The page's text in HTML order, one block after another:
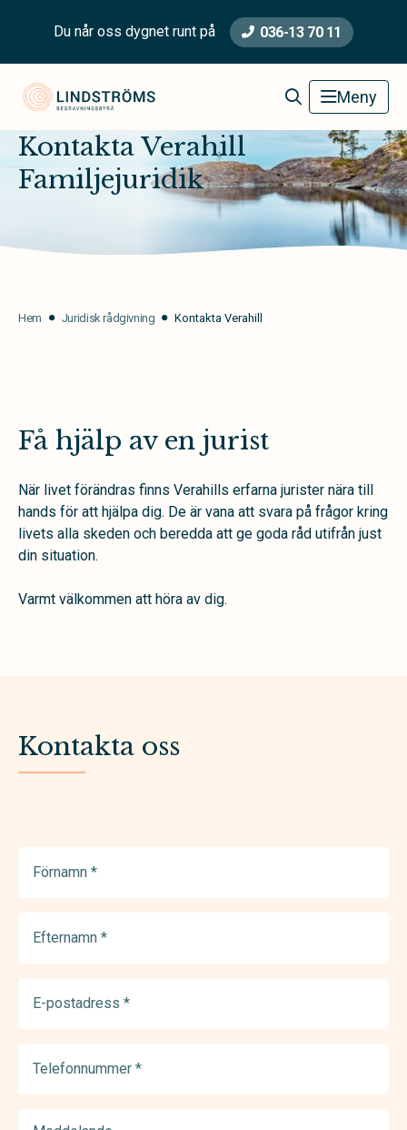
Du når oss dygnet runt på 036-13 70 11
Lindströms Begravningsbyrå Meny
Kontakta Verahill
Familjejuridik
Hem Juridisk rådgivning Kontakta Verahill
Få hjälp av en jurist
När livet förändras finns Verahills erfarna jurister nära till
hands för att hjälpa dig. De är vana att svara på frågor kring
livets alla skeden och beredda att ge goda råd utifrån just
din situation.
Varmt välkommen att höra av dig.
Kontakta oss
(Required)
(Required)
postadress
(Required)